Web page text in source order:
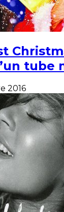
tube
2016